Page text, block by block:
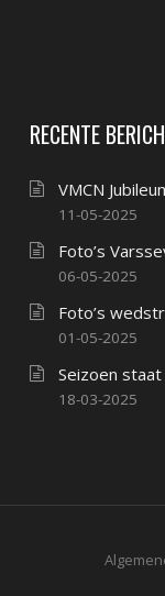
RECENTE
VMCN
11-05-2025
Foto’s
06-05-2025
Foto’s
01-05-2025
Seizoen
18-03-2025